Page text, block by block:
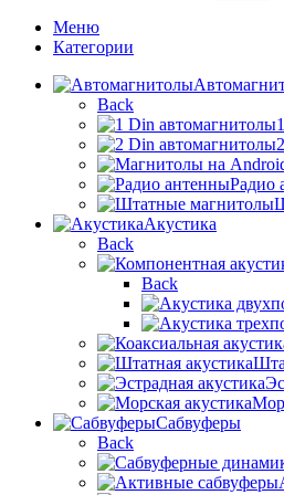
Меню
Категории
Back
Радио
Акустика
Back
Back
Сабвуферы
Back